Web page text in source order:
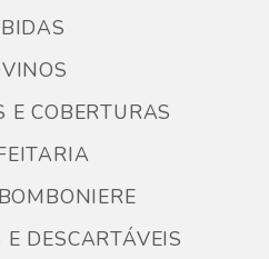
E COBERTURAS
DESCARTÁVEIS